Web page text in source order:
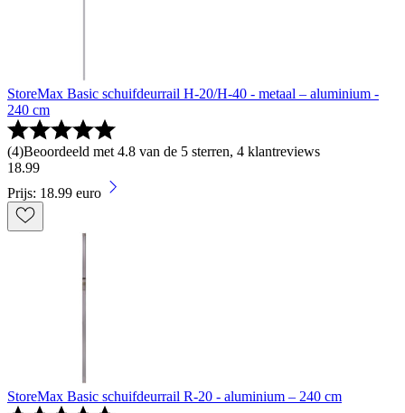
StoreMax Basic schuifdeurrail H-20/H-40 - metaal – aluminium -
240 cm
(4)Beoordeeld met 4.8 van de 5 sterren, 4 klantreviews
18.99
Prijs: 18.99 euro
StoreMax Basic schuifdeurrail R-20 - aluminium – 240 cm